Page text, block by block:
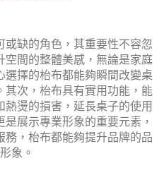
缺的角色，其重要性不容忽
空間的整體美感，無論是家庭
選擇的枱布都能夠瞬間改變桌
其次，枱布具有實用功能，能
燙的損害，延長桌子的使用
展示專業形象的重要元素，
務，枱布都能夠提升品牌的品
象。